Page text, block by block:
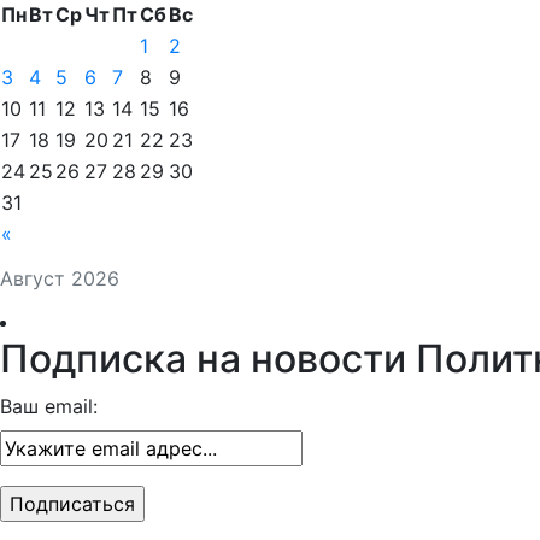
Август 2026
ПнВтСрЧтПтСбВс
«
1
2
3
4 5 6 7 8
9
10 11 12 13 14 15 16
17 18 19 20 21 22 23
24 25 26 27 28 29 30
31
Подписка на новости
Ваш email: